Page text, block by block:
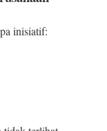
inisiatif: